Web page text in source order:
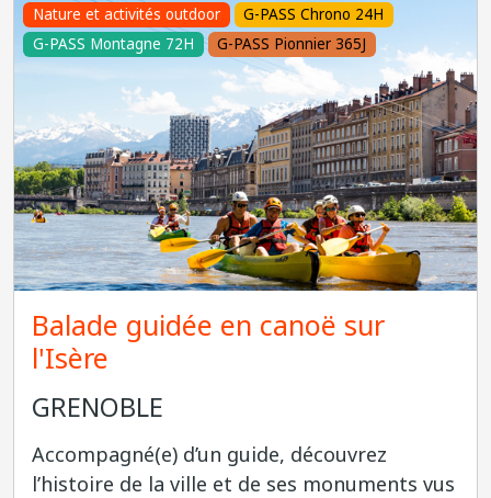
Nature et activités outdoor
G-PASS Chrono 24H
G-PASS Montagne 72H
G-PASS Pionnier 365J
Balade guidée en canoë sur
l'Isère
GRENOBLE
Accompagné(e) d’un guide, découvrez
l’histoire de la ville et de ses monuments vus